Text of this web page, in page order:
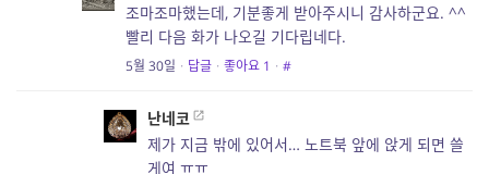
조마조마했는데, 기분좋게 받아주시니 감사하군요. ^^
빨리 다음 화가 나오길 기다립네다.
5월 30일 · 답글 · 좋아요 1 · #
난네코
제가 지금 밖에 있어서… 노트북 앞에 앉게 되면 쓸
게여 ㅠㅠ